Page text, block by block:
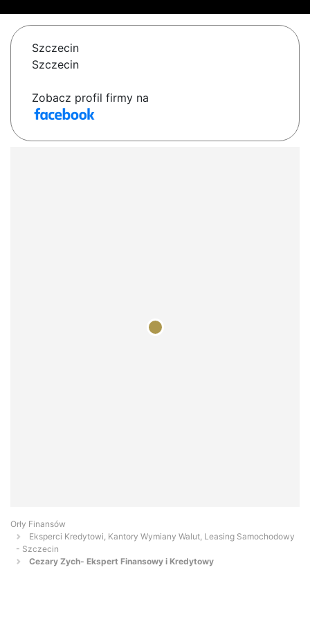
Szczecin
Szczecin
Zobacz profil firmy na
Orły Finansów
Eksperci Kredytowi, Kantory Wymiany Walut, Leasing Samochodowy
- Szczecin
Cezary Zych- Ekspert Finansowy i Kredytowy